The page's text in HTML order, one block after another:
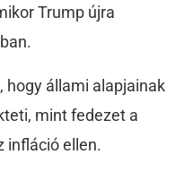
Trump újra
, hogy állami alapjainak
mint fedezet a
infláció ellen.